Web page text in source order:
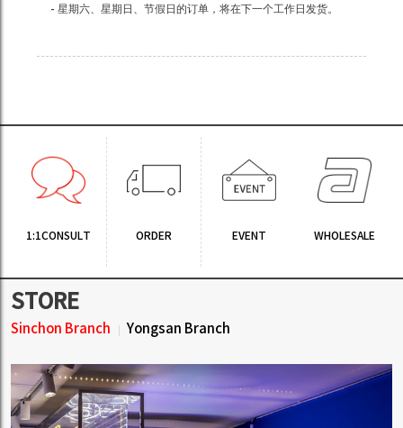
- 星期六、星期日、节假日的订单，将在下一个工作日发货。
1:1CONSULT ORDER EVENT WHOLESALE
STORE
Sinchon Branch Yongsan Branch